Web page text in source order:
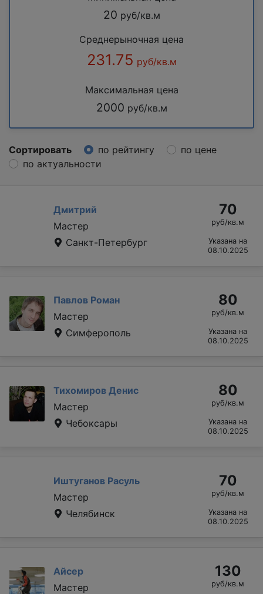
20 руб/кв.м
Среднерыночная цена
231.75 руб/кв.м
Максимальная цена
2000 руб/кв.м
Сортировать по рейтингу
по цене
по актуальности
Дмитрий
Мастер
Санкт-Петербург
70
руб/кв.м
Указана на
08.10.2025
Павлов Роман
Мастер
Симферополь
80
руб/кв.м
Указана на
08.10.2025
Тихомиров Денис
Мастер
Чебоксары
80
руб/кв.м
Указана на
08.10.2025
Иштуганов Расуль
Мастер
Челябинск
70
руб/кв.м
Указана на
08.10.2025
Айсер
Мастер
130
руб/кв.м